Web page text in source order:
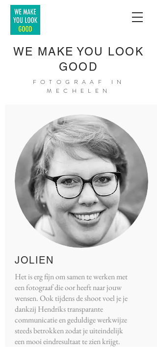
WE MAKE YOU LOOK
GOOD
FOTOGRAAF IN
MECHELEN
JOLIEN
Het is erg fijn om samen te werken met
een fotograaf die oor heeft naar jouw
wensen. Ook tijdens de shoot voel je je
dankzij Hendriks transparante
communicatie en geduldige werkwijze
steeds betrokken zodat je uiteindelijk
een mooi eindresultaat te zien krijgt.